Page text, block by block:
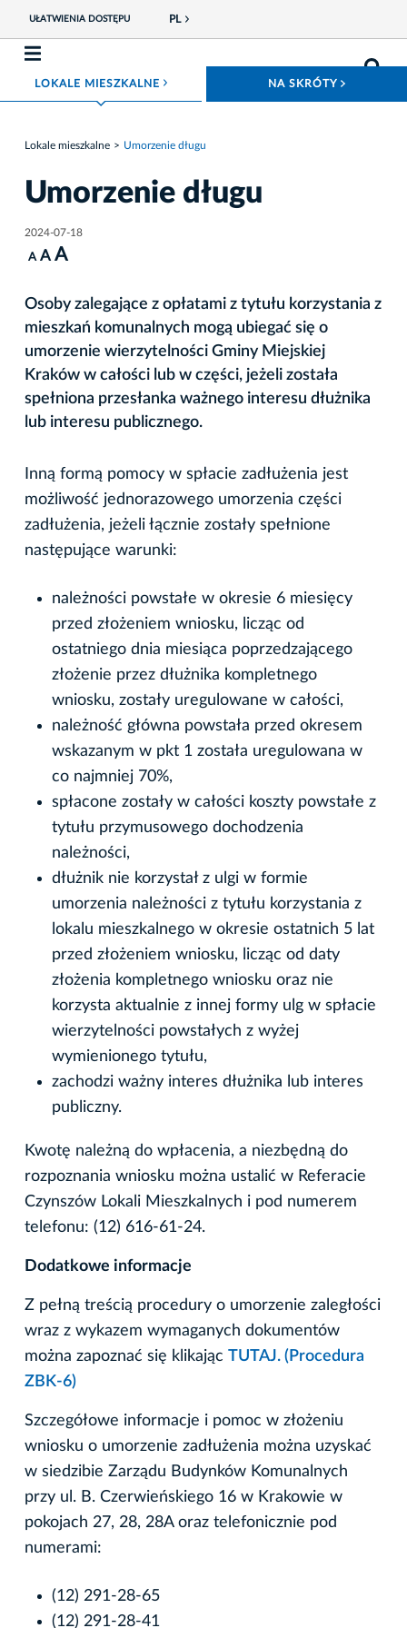
UŁATWIENIA DOSTĘPU PL
LOKALE MIESZKALNE ROZWIŃ MENU NA SKRÓTY
Lokale mieszkalne Umorzenie długu
Umorzenie długu
2024-07-18
A A A
Osoby zalegające z opłatami z tytułu korzystania z
mieszkań komunalnych mogą ubiegać się o
umorzenie wierzytelności Gminy Miejskiej
Kraków w całości lub w części, jeżeli została
spełniona przesłanka ważnego interesu dłużnika
lub interesu publicznego.
Inną formą pomocy w spłacie zadłużenia jest
możliwość jednorazowego umorzenia części
zadłużenia, jeżeli łącznie zostały spełnione
następujące warunki:
należności powstałe w okresie 6 miesięcy
przed złożeniem wniosku, licząc od
ostatniego dnia miesiąca poprzedzającego
złożenie przez dłużnika kompletnego
wniosku, zostały uregulowane w całości,
należność główna powstała przed okresem
wskazanym w pkt 1 została uregulowana w
co najmniej 70%,
spłacone zostały w całości koszty powstałe z
tytułu przymusowego dochodzenia
należności,
dłużnik nie korzystał z ulgi w formie
umorzenia należności z tytułu korzystania z
lokalu mieszkalnego w okresie ostatnich 5 lat
przed złożeniem wniosku, licząc od daty
złożenia kompletnego wniosku oraz nie
korzysta aktualnie z innej formy ulg w spłacie
wierzytelności powstałych z wyżej
wymienionego tytułu,
zachodzi ważny interes dłużnika lub interes
publiczny.
Kwotę należną do wpłacenia, a niezbędną do
rozpoznania wniosku można ustalić w Referacie
Czynszów Lokali Mieszkalnych i pod numerem
telefonu: (12) 616-61-24.
Dodatkowe informacje
Z pełną treścią procedury o umorzenie zaległości
wraz z wykazem wymaganych dokumentów
można zapoznać się klikając TUTAJ. (Procedura
ZBK-6)
Szczegółowe informacje i pomoc w złożeniu
wniosku o umorzenie zadłużenia można uzyskać
w siedzibie Zarządu Budynków Komunalnych
przy ul. B. Czerwieńskiego 16 w Krakowie w
pokojach 27, 28, 28A oraz telefonicznie pod
numerami:
(12) 291-28-65
(12) 291-28-41